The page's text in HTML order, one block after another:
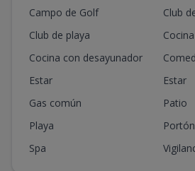
Campo de Golf
Club
Club de playa
Cocina
Cocina con desayunador
Estar
Estar
Gas común
Patio
Playa
Spa